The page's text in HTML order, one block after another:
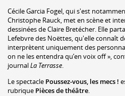
Cécile Garcia Fogel, qui s'est
Christophe Rauck, met en scène et
dessinées de Claire Bretécher. Elle
Lefebvre des Noëttes, qu'elle connaît
interprètent uniquement des
on ne les entendra qu’en voix off »,
journalLa Terrasse.
Le spectacle Poussez-vous, les mecs !
rubrique Pièces de théâtre.